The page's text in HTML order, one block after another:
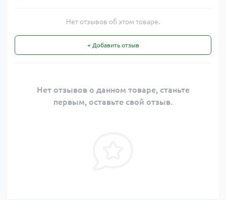
Нет отзывов об этом товаре.
+ Добавить отзыв
Нет отзывов о данном товаре, станьте
первым, оставьте свой отзыв.